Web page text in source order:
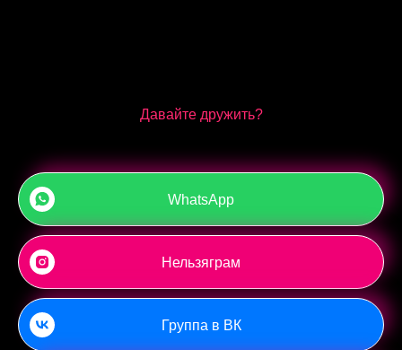
Давайте дружить?
WhatsApp
Нельзяграм
Группа в ВК